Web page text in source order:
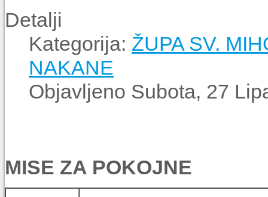
Detalji
Kategorija: ŽUPA SV.
NAKANE
Objavljeno Subota, 27
MISE ZA POKOJNE